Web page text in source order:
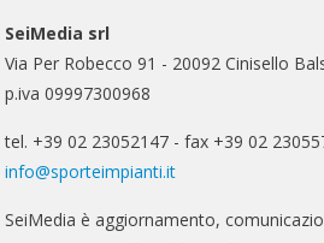
SeiMedia srl
Via Per Robecco 91 - 20092 Cinisello
p.iva 09997300968
tel. +39 02 23052147 - fax +39 02
info@sporteimpianti.it
SeiMedia è aggiornamento,